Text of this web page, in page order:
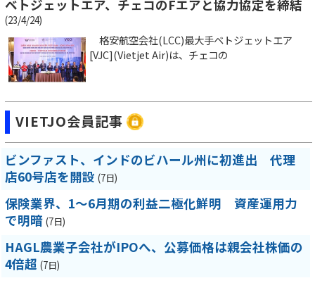
ベトジェットエア、チェコのFエアと協力協定を締結
(23/4/24)
格安航空会社(LCC)最大手ベトジェットエア
[VJC](Vietjet Air)は、チェコの
VIETJO会員記事
ビンファスト、インドのビハール州に初進出 代理
店60号店を開設 (7日)
保険業界、1～6月期の利益二極化鮮明 資産運用力
で明暗 (7日)
HAGL農業子会社がIPOへ、公募価格は親会社株価の
4倍超 (7日)